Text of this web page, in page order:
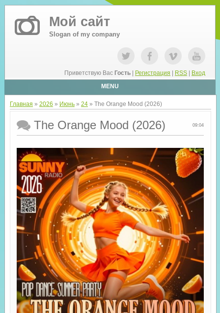
Мой сайт
Slogan of my company
Приветствую Вас Гость Регистрация RSS
Вход
MENU
Главная » 2026 » Июнь » 24» The Orange Mood (2026)
09:04
The Orange Mood (2026)